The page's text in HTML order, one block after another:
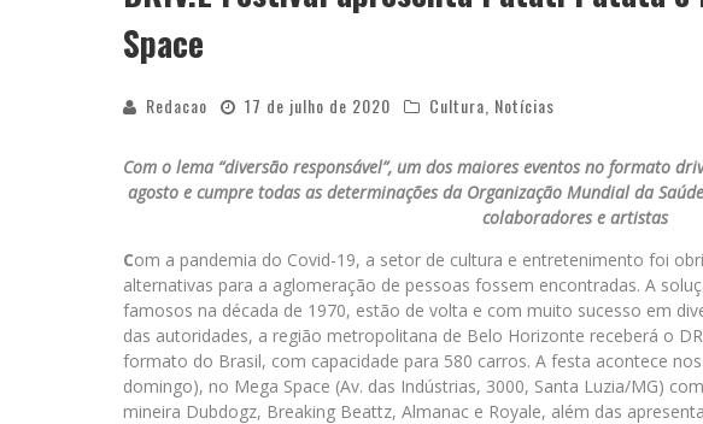
Space
Redacao 17 de julho de 2020 Cultura Notícias
Com o lema “diversão responsável”, um dos maiores eventos no formato
agosto e cumpre todas as determinações da Organização Mundial da
colaboradores e artistas
Com a pandemia do Covid-19, a setor de cultura e entretenimento foi
alternativas para a aglomeração de pessoas fossem encontradas. A
famosos na década de 1970, estão de volta e com muito sucesso em
das autoridades, a região metropolitana de Belo Horizonte receberá o
formato do Brasil, com capacidade para 580 carros. A festa acontece
domingo), no Mega Space (Av. das Indústrias, 3000, Santa Luzia/MG)
mineira Dubdogz, Breaking Beattz, Almanac e Royale, além das